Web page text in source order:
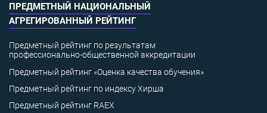
ПРЕДМЕТНЫЙ НАЦИОНАЛЬНЫЙ
АГРЕГИРОВАННЫЙ РЕЙТИНГ
Предметный рейтинг по результатам
профессионально-общественной аккредитации
Предметный рейтинг «Оценка качества обучения»
Предметный рейтинг по индексу Хирша
Предметный рейтинг RAEX